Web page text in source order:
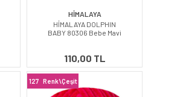
HİMALAYA
HİMALAYA DOLPHIN
BABY 80306 Bebe Mavi
110,00 TL
127 Renk\Çeşit